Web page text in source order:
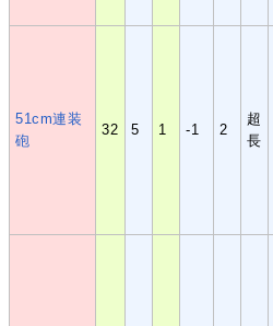
51cm連装
砲
32 5 1 -1 2
超
長